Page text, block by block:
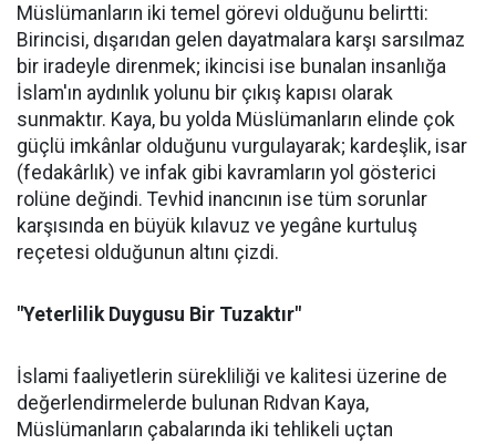
Müslümanların iki temel görevi olduğunu belirtti:
Birincisi, dışarıdan gelen dayatmalara karşı sarsılmaz
bir iradeyle direnmek; ikincisi ise bunalan insanlığa
İslam'ın aydınlık yolunu bir çıkış kapısı olarak
sunmaktır. Kaya, bu yolda Müslümanların elinde çok
güçlü imkânlar olduğunu vurgulayarak; kardeşlik, isar
(fedakârlık) ve infak gibi kavramların yol gösterici
rolüne değindi. Tevhid inancının ise tüm sorunlar
karşısında en büyük kılavuz ve yegâne kurtuluş
reçetesi olduğunun altını çizdi.
"Yeterlilik Duygusu Bir Tuzaktır"
İslami faaliyetlerin sürekliliği ve kalitesi üzerine de
değerlendirmelerde bulunan Rıdvan Kaya,
Müslümanların çabalarında iki tehlikeli uçtan